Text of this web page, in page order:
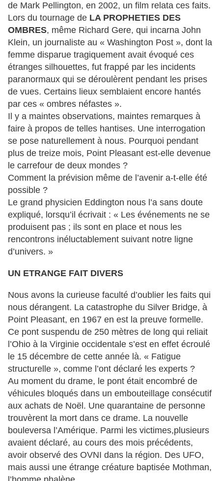
de Mark Pellington, en 2002, un film relata ces faits.
Lors du tournage de LA PROPHETIES DES
OMBRES, même Richard Gere, qui incarna John
Klein, un journaliste au « Washington Post », dont la
femme disparue tragiquement avait évoqué ces
étranges silhouettes, fut frappé par les incidents
paranormaux qui se déroulèrent pendant les prises
de vues. Certains lieux semblaient encore hantés
par ces « ombres néfastes ».
Il y a maintes observations, maintes remarques à
faire à propos de telles hantises. Une interrogation
se pose naturellement à nous. Pourquoi pendant
plus de treize mois, Point Pleasant est-elle devenue
le carrefour de deux mondes ?
Comment la prévision même de l’avenir a-t-elle été
possible ?
Le grand physicien Eddington nous l’a sans doute
expliqué, lorsqu’il écrivait : « Les événements ne se
produisent pas ; ils sont en place et nous les
rencontrons inéluctablement suivant notre ligne
d’univers. »
UN ETRANGE FAIT DIVERS
Nous avons la curieuse faculté d’oublier les faits qui
nous dérangent. La catastrophe du Silver Bridge, à
Point Pleasant, en 1967 en est la preuve formelle.
Ce pont suspendu de 250 mètres de long qui reliait
l’Ohio à la Virginie occidentale s’est en effet écroulé
le 15 décembre de cette année là. « Fatigue
structurelle », comme l’ont déclaré les experts ?
Au moment du drame, le pont était encombré de
véhicules bloqués dans un embouteillage consécutif
aux achats de Noël. Une quarantaine de personne
trouvèrent la mort dans ce drame. La nouvelle
bouleversa l’Amérique. Parmi les victimes,plusieurs
avaient déclaré, au cours des mois précédents,
avoir observé des OVNI dans la région. Des UFO,
mais aussi une étrange créature baptisée Mothman,